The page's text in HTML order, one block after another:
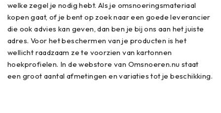
welke zegel je nodig hebt. Als je omsnoeringsmateriaal
kopen gaat, of je bent op zoek naar een goede leverancier
die ook advies kan geven, dan ben je bij ons aan het juiste
adres. Voor het beschermen van je producten is het
wellicht raadzaam ze te voorzien van kartonnen
hoekprofielen. In de webstore van Omsnoeren.nu staat
een groot aantal afmetingen en variaties tot je beschikking.